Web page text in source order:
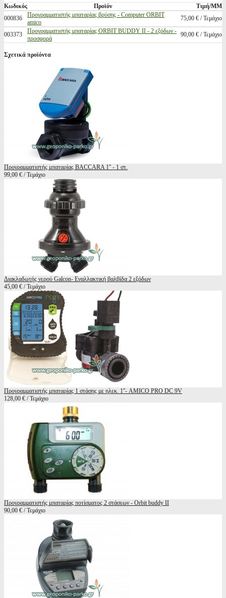
Κωδικός Προϊόν
Τιμή/ΜΜ
000836
Προγραμματιστής μπαταρίας βρύσης - Computer ORBIT
amico
75,00 € / Τεμάχιο
003373
Προγραμματιστής μπαταρίας ORBIT BUDDY ΙΙ - 2 εξόδων -
προσφορά
90,00 € / Τεμάχιο
Σχετικά προϊόντα
Προγραμματιστής μπαταρίας BACCARA 1'' - 1 στ.
99,00 € / Τεμάχιο
Διακλαδωτής νερού Galcon- Εναλλακτική βαλβίδα 2 εξόδων
45,00 € / Τεμάχιο
Προγραμματιστής μπαταρίας 1 στάσης με ηλεκ. 1''- AMICO PRO DC 9V
128,00 € / Τεμάχιο
Προγραμματιστής μπαταρίας ποτίσματος 2 στάσεων - Orbit buddy II
90,00 € / Τεμάχιο